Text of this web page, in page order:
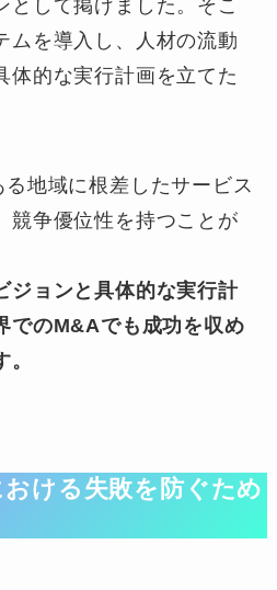
として掲げました。そこ
ムを導入し、人材の流動
体的な実行計画を立てた
地域に根差したサービス
競争優位性を持つことが
ジョンと具体的な実行計
でのM&Aでも成功を収め
ける失敗を防ぐため